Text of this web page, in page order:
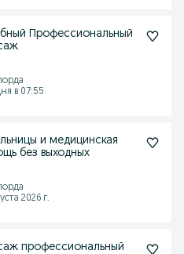
Профессиональный
в 07:55
и медицинская
без выходных
2026 г.
профессиональный